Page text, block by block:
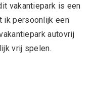
vakantiepark is een
ik persoonlijk een
autovrij
vrij spelen.